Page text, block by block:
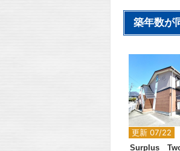
築年数が
更新 07/22